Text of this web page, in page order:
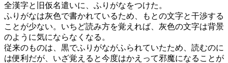
全漢字と旧仮名遣いに、ふりがなをつけた。
ふりがなは灰色で書かれているため、もとの文字と干渉する
ことが少ない。いちど読み方を覚えれば、灰色の文字は背景
のように気にならなくなる。
従来のものは、黒でふりがながふられていたため、読むのに
は便利だが、いざ覚えると今度はかえって邪魔になることが